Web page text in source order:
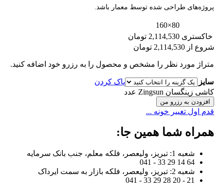
پروژه‌های طراحی شده توسط معمار باشد.
80×160
خاکستری 2,114,530 تومان
شروع از 2,114,530 تومان
متراژ مورد نظر را مشخص و محصول را به رزرو خود اضافه کنید.
سایز
پاک کردن
کاشی زینگسان Zingsun عدد
افزودن به رزرو من
قدم اول تغییر خونه ...
همراه شما همین جا:
شعبه 1: تبریز، ولیعصر، فلکه معلم، جنب بانک سرمایه
64 14 29 33 - 041
شعبه 2: تبریز، ولیعصر، فلکه بازار به سمت ایرداک
21 - 20 28 29 33 - 041